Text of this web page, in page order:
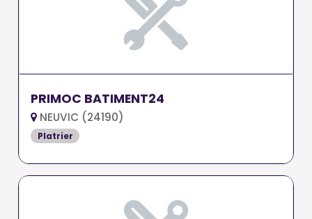
PRIMOC BATIMENT24
NEUVIC (24190)
Platrier